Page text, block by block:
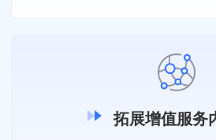
拓展增值服务